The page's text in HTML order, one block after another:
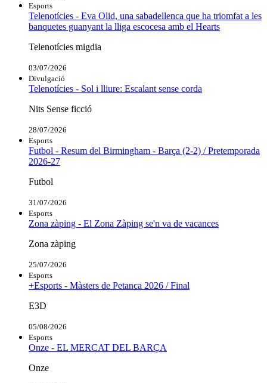
Esports
Telenotícies - Eva Olid, una sabadellenca que ha triomfat a les
banquetes guanyant la lliga escocesa amb el Hearts
Telenotícies migdia
03/07/2026
Divulgació
Telenotícies - Sol i lliure: Escalant sense corda
Nits Sense ficció
28/07/2026
Esports
Futbol - Resum del Birmingham - Barça (2-2) / Pretemporada
2026-27
Futbol
31/07/2026
Esports
Zona zàping - El Zona Zàping se'n va de vacances
Zona zàping
25/07/2026
Esports
+Esports - Màsters de Petanca 2026 / Final
E3D
05/08/2026
Esports
Onze - EL MERCAT DEL BARÇA
Onze